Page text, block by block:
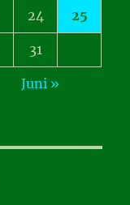
24 25
31
Juni »